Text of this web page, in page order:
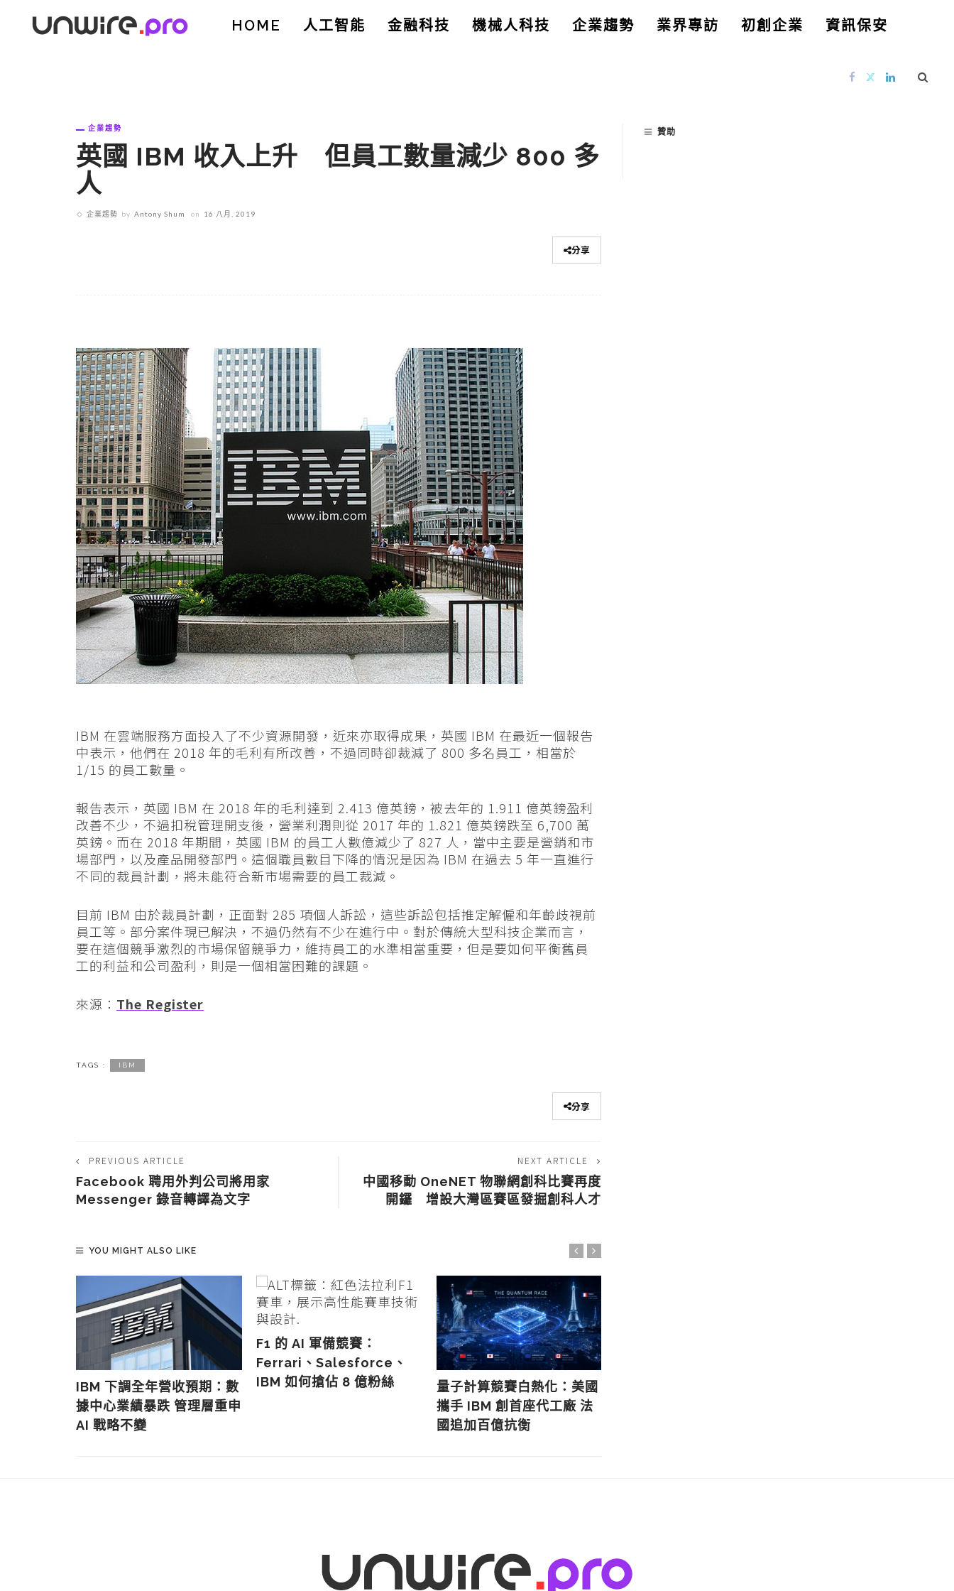
HOME 人工智能 金融科技 機械人科技 企業趨勢 業界專訪 初創企業 資訊保安
企業趨勢
英國 IBM 收入上升 但員工數量減少 800 多
人
企業趨勢 by Antony Shum on 16 八月, 2019
分享
IBM 在雲端服務方面投入了不少資源開發，近來亦取得成果，英國 IBM 在最近一個報告
中表示，他們在 2018 年的毛利有所改善，不過同時卻裁減了 800 多名員工，相當於
1/15 的員工數量。
報告表示，英國 IBM 在 2018 年的毛利達到 2.413 億英鎊，被去年的 1.911 億英鎊盈利
改善不少，不過扣稅管理開支後，營業利潤則從 2017 年的 1.821 億英鎊跌至 6,700 萬
英鎊。而在 2018 年期間，英國 IBM 的員工人數億減少了 827 人，當中主要是營銷和市
場部門，以及產品開發部門。這個職員數目下降的情況是因為 IBM 在過去 5 年一直進行
不同的裁員計劃，將未能符合新市場需要的員工裁減。
目前 IBM 由於裁員計劃，正面對 285 項個人訴訟，這些訴訟包括推定解僱和年齡歧視前
員工等。部分案件現已解決，不過仍然有不少在進行中。對於傳統大型科技企業而言，
要在這個競爭激烈的市場保留競爭力，維持員工的水準相當重要，但是要如何平衡舊員
工的利益和公司盈利，則是一個相當困難的課題。
來源： The Register
TAGS : IBM
分享
PREVIOUS ARTICLE
Facebook 聘用外判公司將用家
Messenger 錄音轉譯為文字
NEXT ARTICLE
中國移動 OneNET 物聯網創科比賽再度
開鑼 增設大灣區賽區發掘創科人才
YOU MIGHT ALSO LIKE
IBM 下調全年營收預期：數
據中心業績暴跌 管理層重申
AI 戰略不變
F1 的 AI 軍備競賽：
Ferrari、Salesforce、
IBM 如何搶佔 8 億粉絲
量子計算競賽白熱化：美國
攜手 IBM 創首座代工廠 法
國追加百億抗衡
贊助